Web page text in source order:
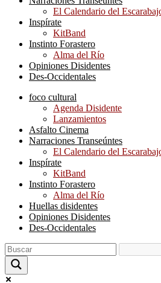
El Calendario del
Inspírate
KitBand
Instinto Forastero
Alma del Río
Opiniones Disidentes
Des-Occidentales
foco cultural
Agenda Disidente
Lanzamientos
Asfalto Cinema
Narraciones Transeúntes
El Calendario del
Inspírate
KitBand
Instinto Forastero
Alma del Río
Huellas disidentes
Opiniones Disidentes
Des-Occidentales